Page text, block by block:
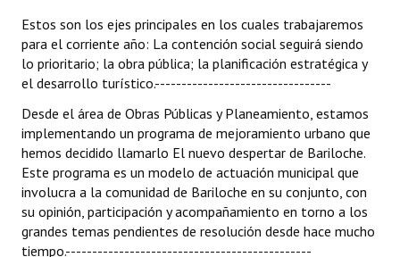
Mujeres que Dejaron Huellas - Registro
Periodistas Decanos - Registro
Ciudadano Ilustre - Registro
Banca del Vecino - Registro
Huéspedes de Honor - Registro
Antiguos Pobladores - Registro
Reconocimientos - Registro
Estos son los ejes principales en los cuales trabajaremos
para el corriente año: La contención social seguirá siendo
lo prioritario; la obra pública; la planificación estratégica y
el desarrollo turístico.---------------------------------
Desde el área de Obras Públicas y Planeamiento, estamos
implementando un programa de mejoramiento urbano que
hemos decidido llamarlo El nuevo despertar de Bariloche.
Este programa es un modelo de actuación municipal que
involucra a la comunidad de Bariloche en su conjunto, con
su opinión, participación y acompañamiento en torno a los
grandes temas pendientes de resolución desde hace mucho
tiempo.----------------------------------------------